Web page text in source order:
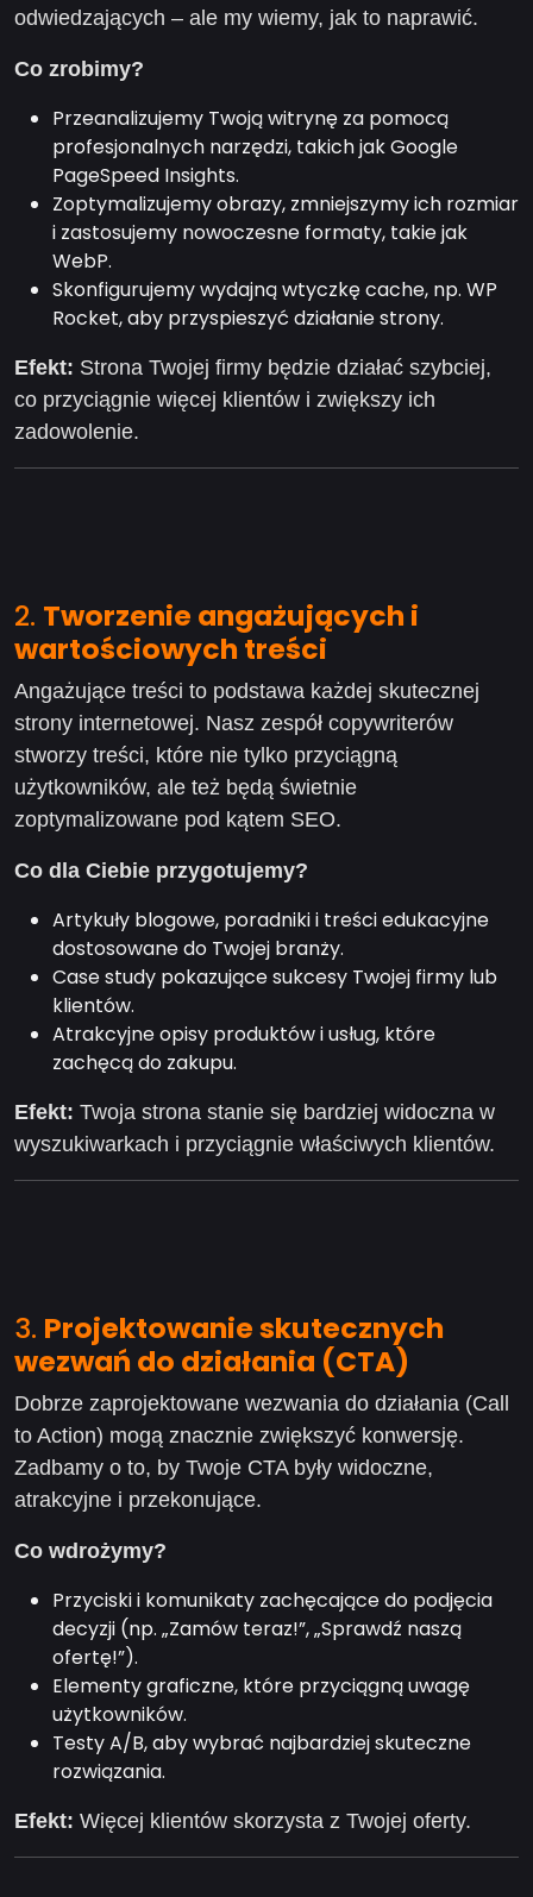
odwiedzających – ale my wiemy, jak to naprawić.
Co zrobimy?
Przeanalizujemy Twoją witrynę za pomocą
profesjonalnych narzędzi, takich jak Google
PageSpeed Insights.
Zoptymalizujemy obrazy, zmniejszymy ich rozmiar
i zastosujemy nowoczesne formaty, takie jak
WebP.
Skonfigurujemy wydajną wtyczkę cache, np. WP
Rocket, aby przyspieszyć działanie strony.
Efekt: Strona Twojej firmy będzie działać szybciej,
co przyciągnie więcej klientów i zwiększy ich
zadowolenie.
2. Tworzenie angażujących i
wartościowych treści
Angażujące treści to podstawa każdej skutecznej
strony internetowej. Nasz zespół copywriterów
stworzy treści, które nie tylko przyciągną
użytkowników, ale też będą świetnie
zoptymalizowane pod kątem SEO.
Co dla Ciebie przygotujemy?
Artykuły blogowe, poradniki i treści edukacyjne
dostosowane do Twojej branży.
Case study pokazujące sukcesy Twojej firmy lub
klientów.
Atrakcyjne opisy produktów i usług, które
zachęcą do zakupu.
Efekt: Twoja strona stanie się bardziej widoczna w
wyszukiwarkach i przyciągnie właściwych klientów.
3. Projektowanie skutecznych
wezwań do działania (CTA)
Dobrze zaprojektowane wezwania do działania (Call
to Action) mogą znacznie zwiększyć konwersję.
Zadbamy o to, by Twoje CTA były widoczne,
atrakcyjne i przekonujące.
Co wdrożymy?
Przyciski i komunikaty zachęcające do podjęcia
decyzji (np. „Zamów teraz!”, „Sprawdź naszą
ofertę!”).
Elementy graficzne, które przyciągną uwagę
użytkowników.
Testy A/B, aby wybrać najbardziej skuteczne
rozwiązania.
Efekt: Więcej klientów skorzysta z Twojej oferty.